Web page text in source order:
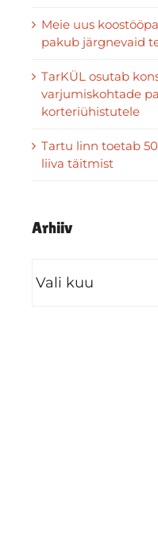
Meie uus
pakub järgnevaid
TarKÜL osutab
varjumiskohtade
korteriühistutele
Tartu linn toetab
liiva täitmist
Arhiiv